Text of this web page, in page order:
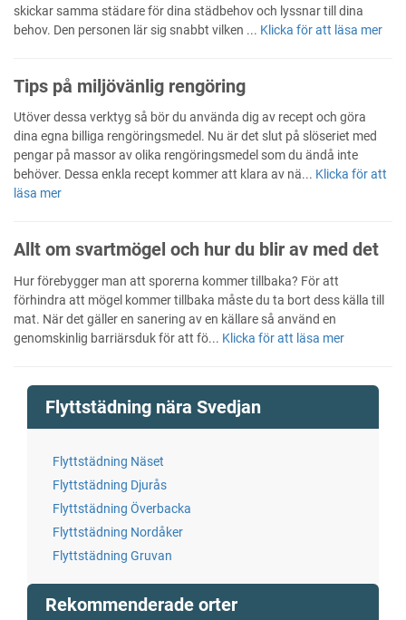
skickar samma städare för dina städbehov och lyssnar till dina
behov. Den personen lär sig snabbt vilken ... Klicka för att läsa mer
Tips på miljövänlig rengöring
Utöver dessa verktyg så bör du använda dig av recept och göra
dina egna billiga rengöringsmedel. Nu är det slut på slöseriet med
pengar på massor av olika rengöringsmedel som du ändå inte
behöver. Dessa enkla recept kommer att klara av nä... Klicka för att
läsa mer
Allt om svartmögel och hur du blir av med det
Hur förebygger man att sporerna kommer tillbaka? För att
förhindra att mögel kommer tillbaka måste du ta bort dess källa till
mat. När det gäller en sanering av en källare så använd en
genomskinlig barriärsduk för att fö... Klicka för att läsa mer
Flyttstädning nära Svedjan
Flyttstädning Näset
Flyttstädning Djurås
Flyttstädning Överbacka
Flyttstädning Nordåker
Flyttstädning Gruvan
Rekommenderade orter